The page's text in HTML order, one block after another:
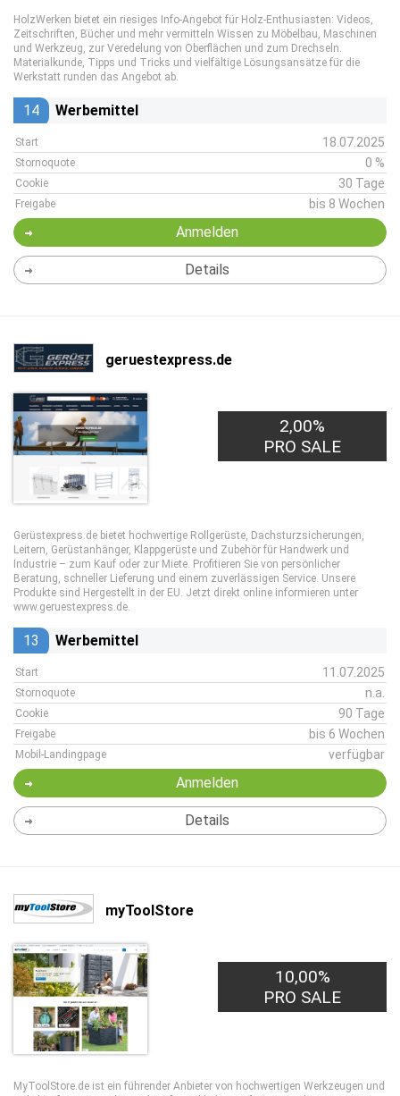
HolzWerken bietet ein riesiges Info-Angebot für Holz-Enthusiasten: Videos,
Zeitschriften, Bücher und mehr vermitteln Wissen zu Möbelbau, Maschinen
und Werkzeug, zur Veredelung von Oberflächen und zum Drechseln.
Materialkunde, Tipps und Tricks und vielfältige Lösungsansätze für die
Werkstatt runden das Angebot ab.
14 Werbemittel
Start 18.07.2025
Stornoquote 0 %
Cookie 30 Tage
Freigabe bis 8 Wochen
Anmelden
Details
geruestexpress.de
2,00%
PRO SALE
Gerüstexpress.de bietet hochwertige Rollgerüste, Dachsturzsicherungen,
Leitern, Gerüstanhänger, Klappgerüste und Zubehör für Handwerk und
Industrie – zum Kauf oder zur Miete. Profitieren Sie von persönlicher
Beratung, schneller Lieferung und einem zuverlässigen Service. Unsere
Produkte sind Hergestellt in der EU. Jetzt direkt online informieren unter
www.geruestexpress.de.
13 Werbemittel
Start 11.07.2025
Stornoquote n.a.
Cookie 90 Tage
Freigabe bis 6 Wochen
Mobil-Landingpage verfügbar
Anmelden
Details
myToolStore
10,00%
PRO SALE
MyToolStore.de ist ein führender Anbieter von hochwertigen Werkzeugen und